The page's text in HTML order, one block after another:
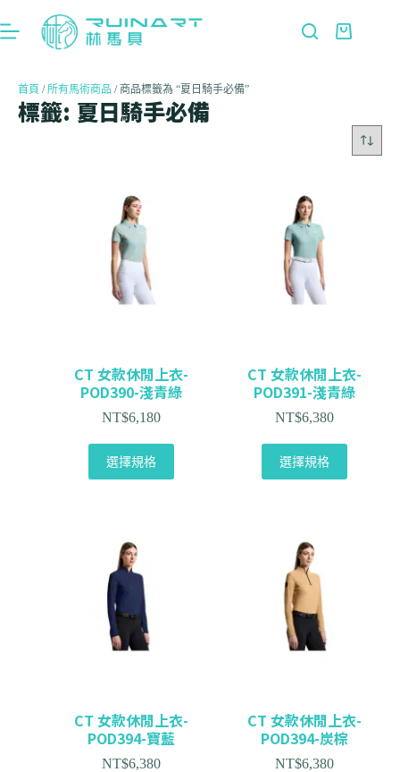
首頁 /所有馬術商品 / 商品標籤為 “夏日騎手必備”
標籤: 夏日騎手必備
CT 女款休閒上衣-
POD390-淺青綠
NT$6,180
選擇規格
CT 女款休閒上衣-
POD391-淺青綠
NT$6,380
選擇規格
CT 女款休閒上衣-
POD394-寶藍
NT$6,380
CT 女款休閒上衣-
POD394-炭棕
NT$6,380